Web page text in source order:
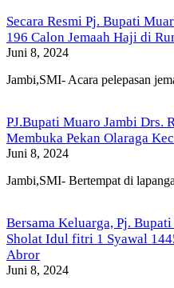
Secara Resmi Pj. Bupati
196 Calon Jemaah Haji di
Juni 8, 2024
Jambi,SMI- Acara pelepasan
PJ.Bupati Muaro Jambi Drs.
Membuka Pekan Olaraga
Juni 8, 2024
Jambi,SMI- Bertempat di
Bersama Keluarga, Pj.
Sholat Idul fitri 1 Syawal
Abror
Juni 8, 2024